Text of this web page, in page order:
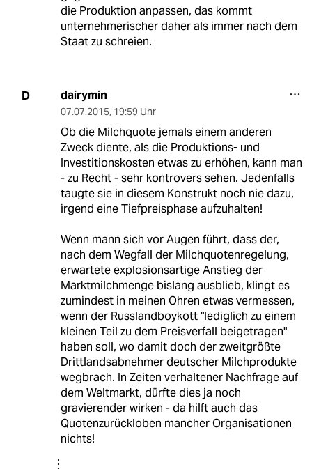
die Produktion anpassen, das kommt
unternehmerischer daher als immer nach dem
Staat zu schreien.
D dairymin
07.07.2015, 19:59 Uhr
Ob die Milchquote jemals einem anderen
Zweck diente, als die Produktions- und
Investitionskosten etwas zu erhöhen, kann man
- zu Recht - sehr kontrovers sehen. Jedenfalls
taugte sie in diesem Konstrukt noch nie dazu,
irgend eine Tiefpreisphase aufzuhalten!
Wenn mann sich vor Augen führt, dass der,
nach dem Wegfall der Milchquotenregelung,
erwartete explosionsartige Anstieg der
Marktmilchmenge bislang ausblieb, klingt es
zumindest in meinen Ohren etwas vermessen,
wenn der Russlandboykott "lediglich zu einem
kleinen Teil zu dem Preisverfall beigetragen"
haben soll, wo damit doch der zweitgrößte
Drittlandsabnehmer deutscher Milchprodukte
wegbrach. In Zeiten verhaltener Nachfrage auf
dem Weltmarkt, dürfte dies ja noch
gravierender wirken - da hilft auch das
Quotenzurückloben mancher Organisationen
nichts!